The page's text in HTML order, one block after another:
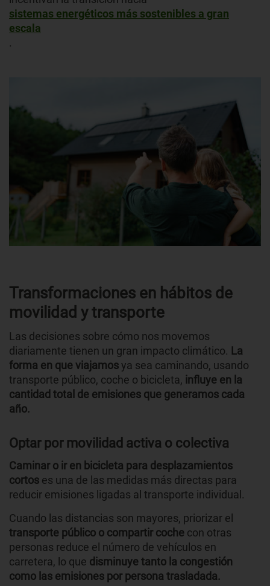
sistemas energéticos más sostenibles a gran
escala
.
Transformaciones en hábitos de
movilidad y transporte
Las decisiones sobre cómo nos movemos
diariamente tienen un gran impacto climático. La
forma en que viajamosya sea caminando, usando
transporte público, coche o bicicleta, influye en la
cantidad total de emisiones que generamos cada
año.
Optar por movilidad activa o colectiva
Caminar o ir en bicicleta para desplazamientos
cortos es una de las medidas más directas para
reducir emisiones ligadas al transporte individual.
Cuando las distancias son mayores, priorizar el
transporte público o compartir coche con otras
personas reduce el número de vehículos en
carretera, lo que disminuye tanto la congestión
como las emisiones por persona trasladada.